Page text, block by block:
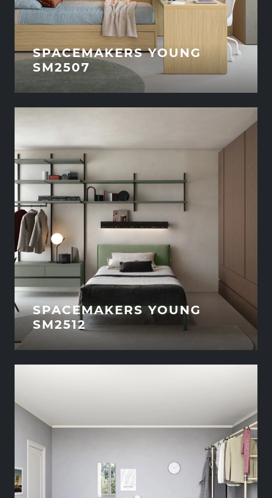
SPACEMAKERS YOUNG
SM2507
SPACEMAKERS YOUNG
SM2512